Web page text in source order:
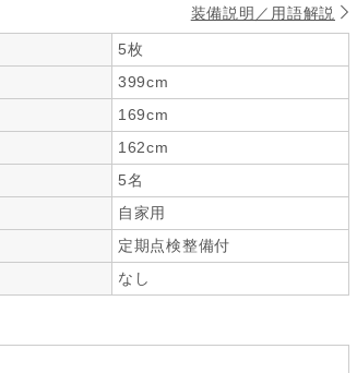
装備説明／用語解説
5枚
399cm
169cm
162cm
5名
自家用
定期点検整備付
なし